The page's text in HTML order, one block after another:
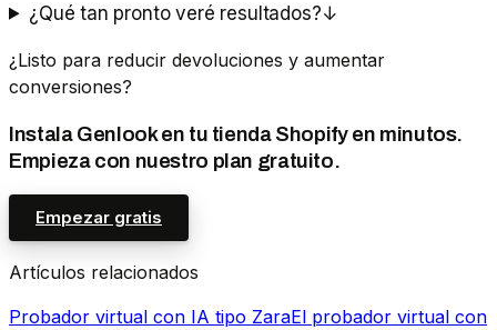
¿Qué tan pronto veré resultados?↓
¿Listo para reducir devoluciones y aumentar
conversiones?
Instala Genlook en tu tienda Shopify en minutos.
Empieza con nuestro plan gratuito.
Empezar gratis
Artículos relacionados
Probador virtual con IA tipo ZaraEl probador virtual con